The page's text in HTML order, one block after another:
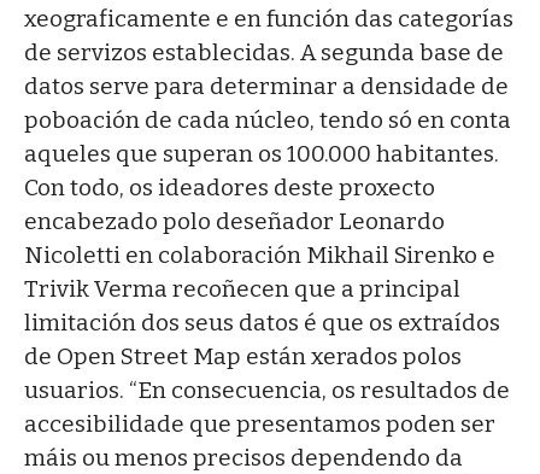
xeograficamente e en función das categorías
de servizos establecidas. A segunda base de
datos serve para determinar a densidade de
poboación de cada núcleo, tendo só en conta
aqueles que superan os 100.000 habitantes.
Con todo, os ideadores deste proxecto
encabezado polo deseñador Leonardo
Nicoletti en colaboración Mikhail Sirenko e
Trivik Verma recoñecen que a principal
limitación dos seus datos é que os extraídos
de Open Street Map están xerados polos
usuarios. “En consecuencia, os resultados de
accesibilidade que presentamos poden ser
máis ou menos precisos dependendo da